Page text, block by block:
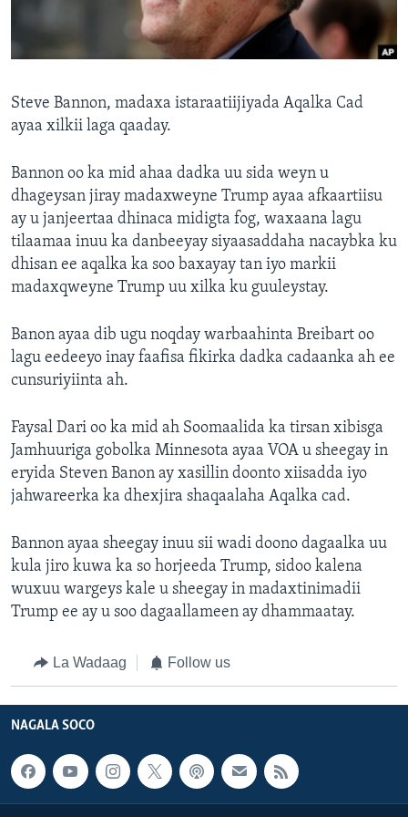
FAAQIDAADDA TODDOBAADKA
DHEXTAALKA TODDOBAADKA
Steve Bannon, madaxa istaraatiijiyada Aqalka Cad
ayaa xilkii laga qaaday.
Bannon oo ka mid ahaa dadka uu sida weyn u
dhageysan jiray madaxweyne Trump ayaa afkaartiisu
ay u janjeertaa dhinaca midigta fog, waxaana lagu
tilaamaa inuu ka danbeeyay siyaasaddaha nacaybka ku
dhisan ee aqalka ka soo baxayay tan iyo markii
madaxqweyne Trump uu xilka ku guuleystay.
Banon ayaa dib ugu noqday warbaahinta Breibart oo
lagu eedeeyo inay faafisa fikirka dadka cadaanka ah ee
cunsuriyiinta ah.
Faysal Dari oo ka mid ah Soomaalida ka tirsan xibisga
Jamhuuriga gobolka Minnesota ayaa VOA u sheegay in
eryida Steven Banon ay xasillin doonto xiisadda iyo
jahwareerka ka dhexjira shaqaalaha Aqalka cad.
Bannon ayaa sheegay inuu sii wadi doono dagaalka uu
kula jiro kuwa ka so horjeeda Trump, sidoo kalena
wuxuu wargeys kale u sheegay in madaxtinimadii
Trump ee ay u soo dagaallameen ay dhammaatay.
La Wadaag Follow us
NAGALA SOCO